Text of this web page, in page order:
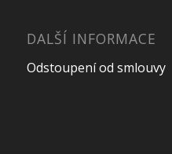
DALŠÍ INFORMACE
Odstoupení od smlouvy